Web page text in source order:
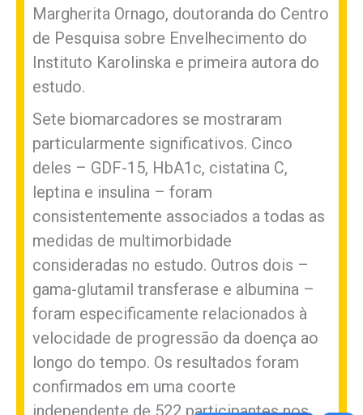
Margherita Ornago, doutoranda do Centro
de Pesquisa sobre Envelhecimento do
Instituto Karolinska e primeira autora do
estudo.
Sete biomarcadores se mostraram
particularmente significativos. Cinco
deles – GDF-15, HbA1c, cistatina C,
leptina e insulina – foram
consistentemente associados a todas as
medidas de multimorbidade
consideradas no estudo. Outros dois –
gama-glutamil transferase e albumina –
foram especificamente relacionados à
velocidade de progressão da doença ao
longo do tempo. Os resultados foram
confirmados em uma coorte
independente de 522 participantes nos